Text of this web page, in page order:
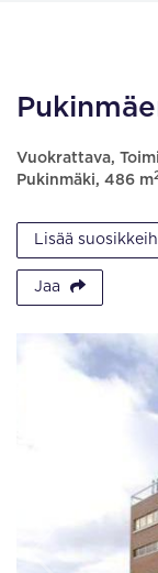
Vuokrattava,
Pukinmäki, 486 m
Lisää
Jaa